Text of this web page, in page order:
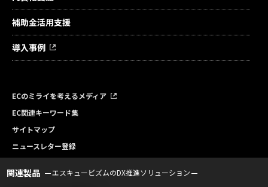
補助金活用支援
導入事例
ECのミライを考えるメディア
EC関連キーワード集
サイトマップ
ニュースレター登録
関連製品 エスキュービズムのDX推進ソリューション